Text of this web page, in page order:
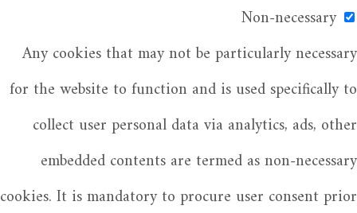
Non-necessary
Any cookies that may not be particularly necessary
for the website to function and is used specifically to
collect user personal data via analytics, ads, other
embedded contents are termed as non-necessary
cookies. It is mandatory to procure user consent prior